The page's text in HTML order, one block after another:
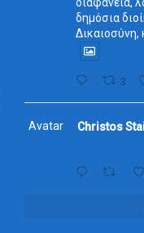
δημόσια
3
Avatar Christos